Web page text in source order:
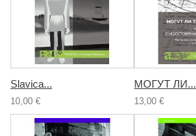
Slavica...
10,00 €
МОГУТ ЛИ...
13,00 €